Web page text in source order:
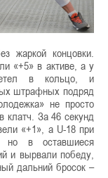
жаркой концовки.
«+5» в активе, а у
в кольцо, и
штрафных подряд
не просто
клатч. За 46 секунд
«+1», а U-18 при
но в оставшиеся
и вырвали победу,
дальний бросок –